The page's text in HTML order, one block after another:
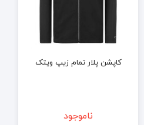
کاپشن پلار تمام زیپ ویتک
ناموجود